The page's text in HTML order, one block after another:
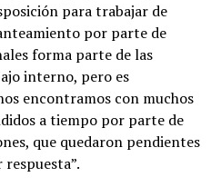
para trabajar de
por parte de
forma parte de las
interno, pero es
encontramos con muchos
a tiempo por parte de
que quedaron pendientes
respuesta”.